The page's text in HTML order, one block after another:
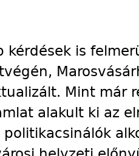
kérdések is
Mint már
alakult ki az